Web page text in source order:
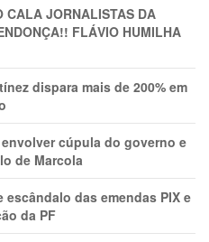
CALA JORNALISTAS DA
FLÁVIO HUMILHA
dispara mais de 200% em
cúpula do governo e
de Marcola
escândalo das emendas PIX e
da PF